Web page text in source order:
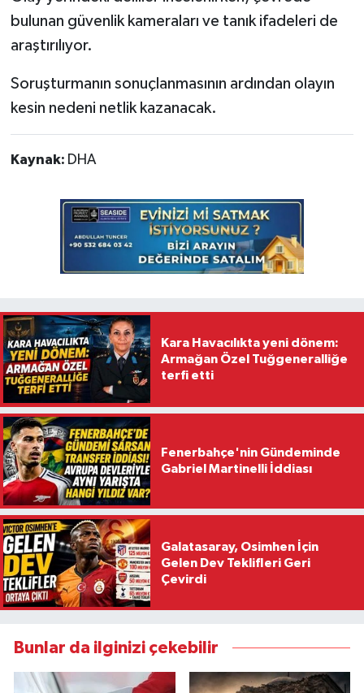
bulunan güvenlik kameraları ve tanık ifadeleri de
araştırılıyor.
Soruşturmanın sonuçlanmasının ardından olayın
kesin nedeni netlik kazanacak.
Kaynak: DHA
Kara Havacılıkta yeni dönem:
Armağan Özel Tuğgeneralliğe
terfi etti
Fenerbahçe'nin Gündeminde
Gabriel Martinelli İddiası
Galatasaray, Osimhen İçin
Gelen Dev Teklifleri Geri
Çevirdi
Bunlar da ilginizi çekebilir